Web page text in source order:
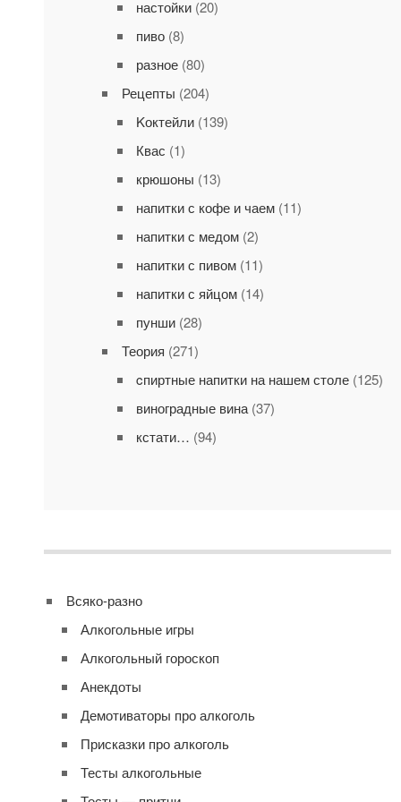
настойки(20)
пиво(8)
разное(80)
Рецепты (204)
Kоктейли(139)
Квас (1)
крюшоны (13)
напитки с кофе и чаем(11)
напитки с медом(2)
напитки с пивом(11)
напитки с яйцом(14)
пунши(28)
Теория (271)
cпиртные напитки на нашем столе(125)
виноградные вина(37)
кстати… (94)
Всяко-разно
Алкогольные игры
Алкогольный гороскоп
Анекдоты
Демотиваторы про алкоголь
Присказки про алкоголь
Тесты алкогольные